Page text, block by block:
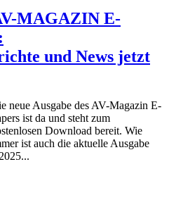
MAGAZIN E-
und News jetzt
neue Ausgabe des AV-Magazin E-
ist da und steht zum
Download bereit. Wie
ist auch die aktuelle Ausgabe